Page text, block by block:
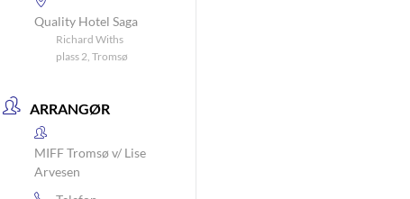
Quality Hotel Saga
Richard Withs
plass 2, Tromsø
ARRANGØR
MIFF Tromsø v/ Lise
Arvesen